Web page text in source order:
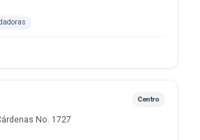
Centro
No. 1727